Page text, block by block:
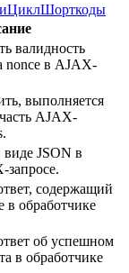
ЦиклШорткоды
валидность
nonce в AJAX-
выполняется
AJAX-
виде JSON в
содержащий
в обработчике
об успешном
в обработчике